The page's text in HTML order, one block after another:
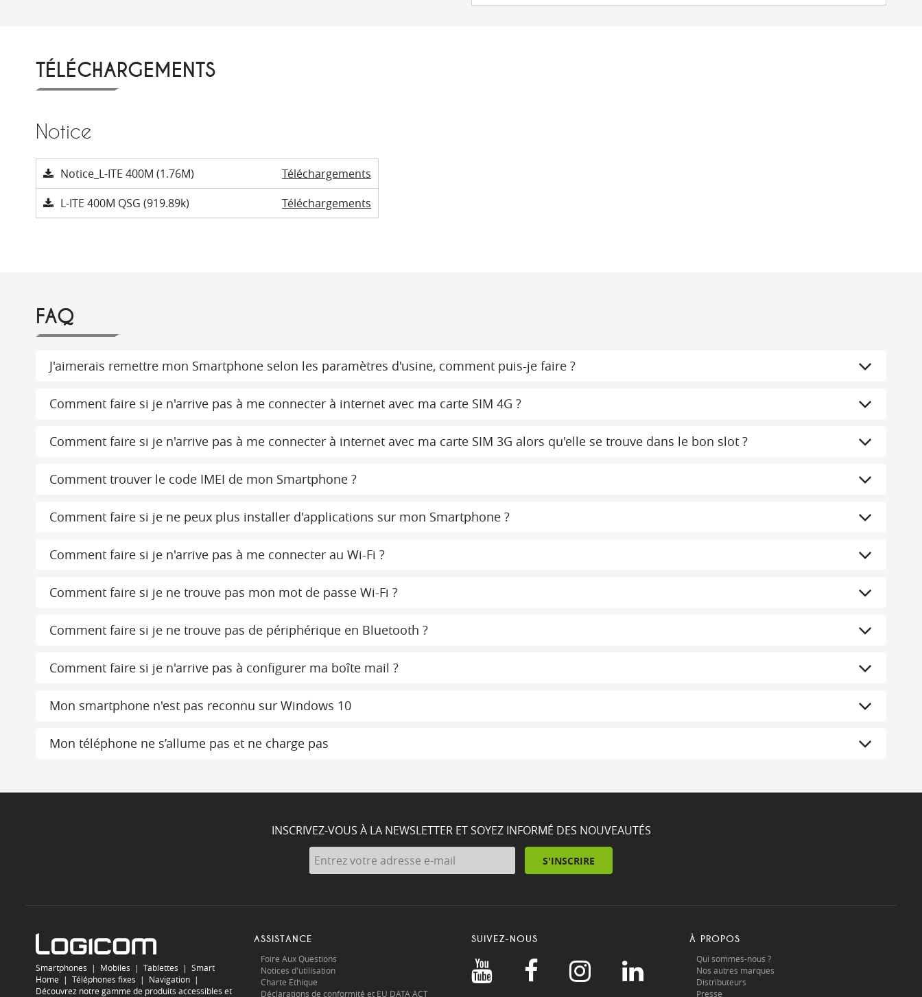
TÉLÉCHARGEMENTS
Notice
Notice_L-ITE 400M (1.76M)
Téléchargements
L-ITE 400M QSG (919.89k)
Téléchargements
FAQ
J'aimerais remettre mon Smartphone selon les paramètres d'usine, comment puis-je faire ?
Comment faire si je n'arrive pas à me connecter à internet avec ma carte SIM 4G ?
Comment faire si je n'arrive pas à me connecter à internet avec ma carte SIM 3G alors qu'elle se trouve dans le bon slot ?
Comment trouver le code IMEI de mon Smartphone ?
Comment faire si je ne peux plus installer d'applications sur mon Smartphone ?
Comment faire si je n'arrive pas à me connecter au Wi-Fi ?
Comment faire si je ne trouve pas mon mot de passe Wi-Fi ?
Comment faire si je ne trouve pas de périphérique en Bluetooth ?
Comment faire si je n'arrive pas à configurer ma boîte mail ?
Mon smartphone n'est pas reconnu sur Windows 10
Mon téléphone ne s’allume pas et ne charge pas
INSCRIVEZ-VOUS À LA NEWSLETTER ET SOYEZ INFORMÉ DES NOUVEAUTÉS
S'INSCRIRE
Smartphones | Mobiles | Tablettes | Smart
Home | Téléphones fixes | Navigation |
Découvrez notre gamme de produits accessibles et
ASSISTANCE
Foire Aux Questions
Notices d'utilisation
Charte Ethique
Déclarations de conformité et EU DATA ACT
SUIVEZ-NOUS À PROPOS
Qui sommes-nous ?
Nos autres marques
Distributeurs
Presse